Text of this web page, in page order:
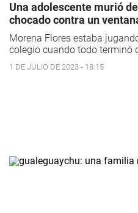
Una adolescente murió
chocado contra un
Morena Flores estaba
colegio cuando todo terminó
1 DE JULIO DE 2023 - 18:15